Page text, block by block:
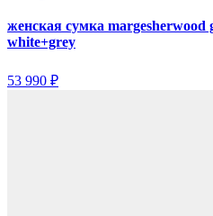
женская сумка margesherwood
white+grey
53 990 ₽